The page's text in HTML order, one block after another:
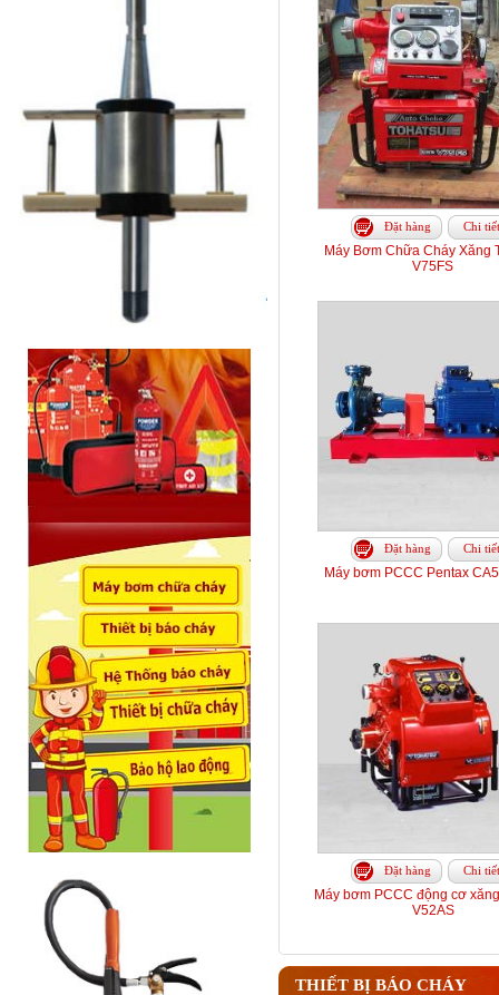
Đặt hàng Chi tiết
Máy Bơm Chữa Cháy Xăng
V75FS
Đặt hàng Chi tiết
Máy bơm PCCC Pentax
Đặt hàng Chi tiết
Máy bơm PCCC động cơ
V52AS
THIẾT BỊ BÁO CHÁY